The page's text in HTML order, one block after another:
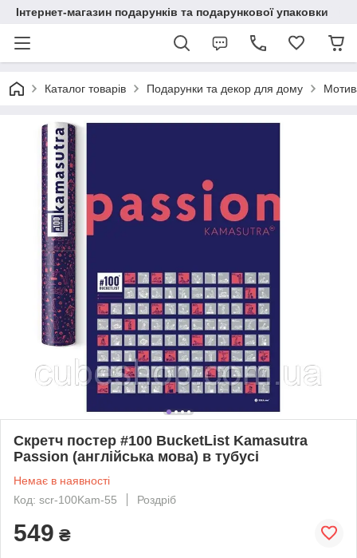
Інтернет-магазин подарунків та подарункової упаковки
Каталог товарів Подарунки та декор для дому
Скретч постер #100 BucketList Kamasutra
Passion (англійська мова) в тубусі
Немає в наявності
Код: scr-100Kam-55
Роздріб
549 ₴